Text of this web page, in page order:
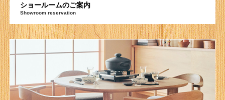
ショールームのご案内
Showroom reservation